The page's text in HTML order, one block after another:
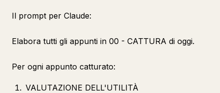
Il prompt per Claude:
Elabora tutti gli appunti in 00 - CATTURA di oggi.
Per ogni appunto catturato:
VALUTAZIONE DELL'UTILITÀ